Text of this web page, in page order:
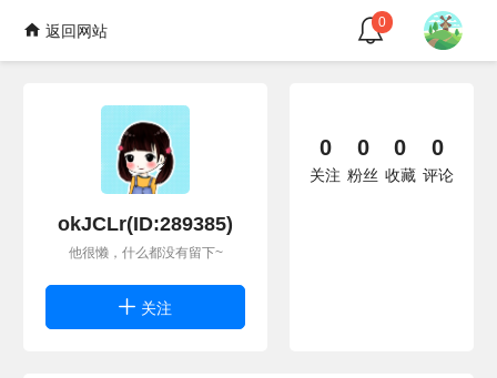
返回网站 0
okJCLr(ID:289385)
他很懒，什么都没有留下~
关注
0
关注
0
粉丝
0
收藏
0
评论